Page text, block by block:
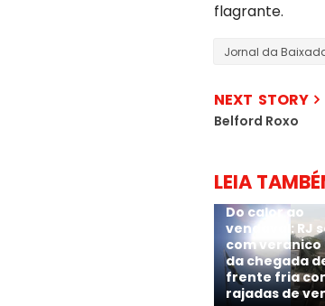
flagrante.
Jornal da
NEXT STORY
Belford Roxo
LEIA
Do calor ao
vendaval: RJ
com veranico
da chegada
frente fria
rajadas de